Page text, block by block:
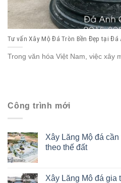
Tư vấn Xây Mộ Đá Tròn Bền Đẹp tại Đá
Trong văn hóa Việt Nam, việc xây
Công trình mới
Xây Lăng Mộ đá
theo thế đất
Xây Lăng Mô đá gia